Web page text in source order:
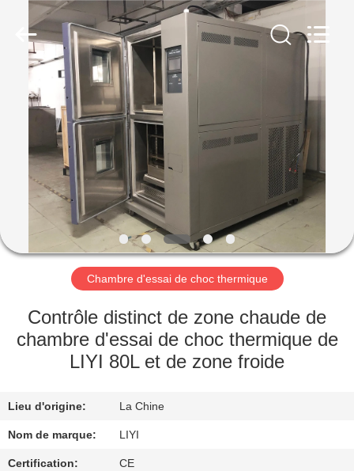
MAISON
PRODUITS
AU
SUJET
DE
NOUS
VISITE
D'USINE
DE
QUALITÉ
Environmental
Technology
Chambre d'essai de choc thermique
Contrôle distinct de zone chaude de
chambre d'essai de choc thermique de
LIYI 80L et de zone froide
Lieu d'origine: La Chine
Nom de marque: LIYI
Certification: CE